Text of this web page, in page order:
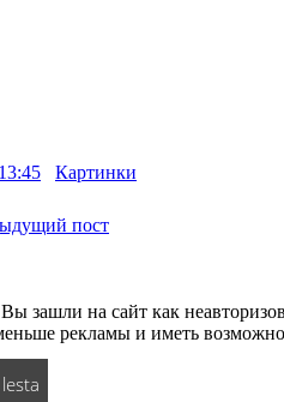
Картинки
пост
зашли на сайт как
рекламы и иметь